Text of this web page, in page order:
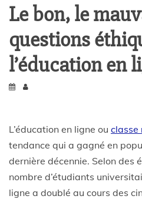
Le bon, le
questions
l’éducation en
L’éducation en ligne ou classe
tendance qui a gagné en
dernière décennie. Selon des
nombre d’étudiants
ligne a doublé au cours des